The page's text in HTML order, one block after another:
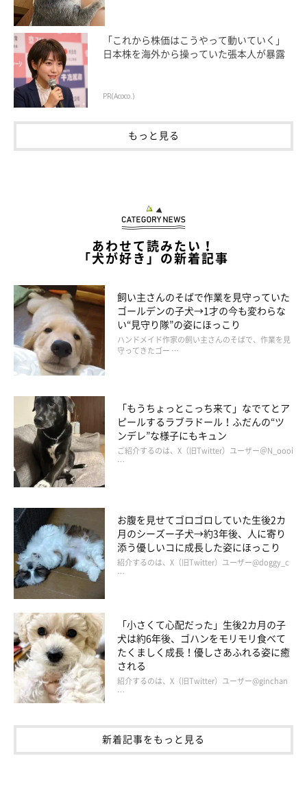
以前の投稿では、家にあるクッションの綿を取り出して遊んでい
たところ飼い主さんに見つかり、名前を呼ばれて気まずそうにす
るふう太くんの姿も…。
ゆっくりと飼い主さんに近づいていき、最後には反省の色を見せ
るのでした。
関連記事:
イタズラがバレてしまった柴犬 気まずさ100％
Twitterユーザー@fufufufufu_taさんの愛犬・ふう太くん。飼い主さ
んが目を離したすきにイタズラをし、反省の色を見せるふう太く
ん。イタズラ大好きやんちゃ盛りなふう太くんの「素直なリアクシ
ョン」に注目です。
「これから株価はこうやって動いていく」
日本株を海外から操っていた張本人が暴露
PR(Acoco.)
もっと見る
あわせて読みたい！
「犬が好き」の新着記事
飼い主さんのそばで作業を見守っていた
ゴールデンの子犬→1才の今も変わらな
い“見守り隊”の姿にほっこり
ハンドメイド作家の飼い主さんのそばで、作業を見
守ってきたゴー …
「もうちょっとこっち来て」なでてとア
ピールするラブラドール！ふだんの“ツ
ンデレ”な様子にもキュン
ご紹介するのは、X（旧Twitter）ユーザー＠N_oooi
…
お腹を見せてゴロゴロしていた生後2カ
月のシーズー子犬→約3年後、人に寄り
添う優しいコに成長した姿にほっこり
紹介するのは、X（旧Twitter）ユーザー@doggy_c
…
「小さくて心配だった」生後2カ月の子
犬は約6年後、ゴハンをモリモリ食べて
たくましく成長！優しさあふれる姿に癒
される
紹介するのは、X（旧Twitter）ユーザー@ginchan
…
新着記事をもっと見る